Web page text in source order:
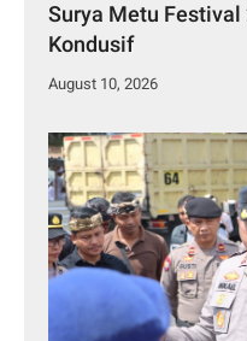
Surya Metu
Kondusif
August 10, 2026